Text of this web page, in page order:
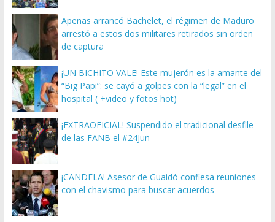
Apenas arrancó Bachelet, el régimen de Maduro
arrestó a estos dos militares retirados sin orden
de captura
¡UN BICHITO VALE! Este mujerón es la amante del
“Big Papi”: se cayó a golpes con la “legal” en el
hospital ( +video y fotos hot)
¡EXTRAOFICIAL! Suspendido el tradicional desfile
de las FANB el #24Jun
¡CANDELA! Asesor de Guaidó confiesa reuniones
con el chavismo para buscar acuerdos